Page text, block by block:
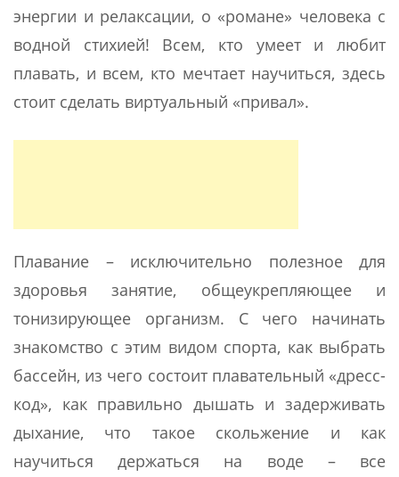
энергии и релаксации, о «романе» человека с
водной стихией! Всем, кто умеет и любит
плавать, и всем, кто мечтает научиться, здесь
стоит сделать виртуальный «привал».
Плавание – исключительно полезное для
здоровья занятие, общеукрепляющее и
тонизирующее организм. С чего начинать
знакомство с этим видом спорта, как выбрать
бассейн, из чего состоит плавательный «дресс-
код», как правильно дышать и задерживать
дыхание, что такое скольжение и как
научиться держаться на воде – все